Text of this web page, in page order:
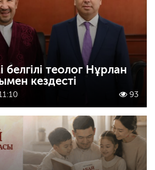
белгілі теолог Нұрлан
кездесті
93